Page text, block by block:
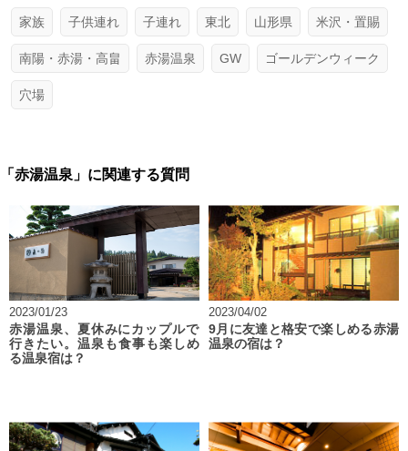
家族 子供連れ 子連れ 東北 山形県 米沢・置賜
南陽・赤湯・高畠 赤湯温泉 GW ゴールデンウィーク
穴場
「赤湯温泉」に関連する質問
2023/01/23
赤湯温泉、夏休みにカップルで
行きたい。温泉も食事も楽しめ
る温泉宿は？
2023/04/02
9月に友達と格安で楽しめる赤湯
温泉の宿は？